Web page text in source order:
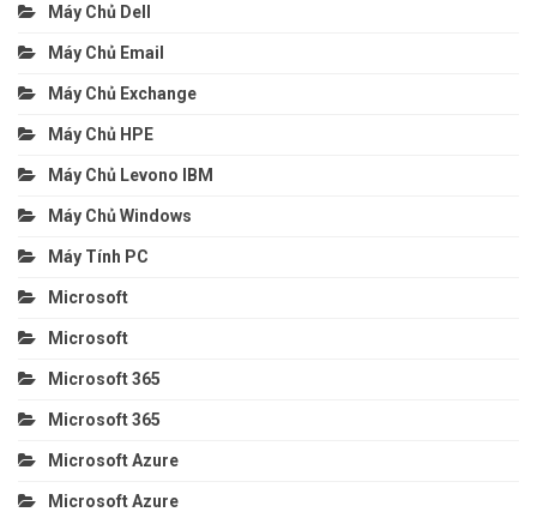
Máy Chủ Dell
Máy Chủ Email
Máy Chủ Exchange
Máy Chủ HPE
Máy Chủ Levono IBM
Máy Chủ Windows
Máy Tính PC
Microsoft
Microsoft
Microsoft 365
Microsoft 365
Microsoft Azure
Microsoft Azure